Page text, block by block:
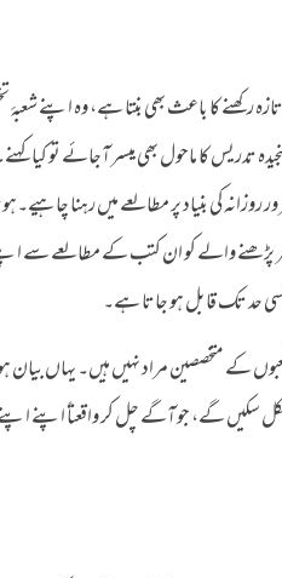
رکھنے کا باعث بھی بنتا ہے، وہ اپنے
تدریس کا ماحول بھی میسر آجائے تو کیا
کی بنیاد پر مطالعے میں رہنا
پڑھنے والے کو ان کتب کے مطالعے سے
حد تک قابل ہو جاتا ہے۔
کے متخصصین مراد نہیں ہیں۔ یہاں
سکیں گے، جو آگے چل کر واقعتاً اپنے